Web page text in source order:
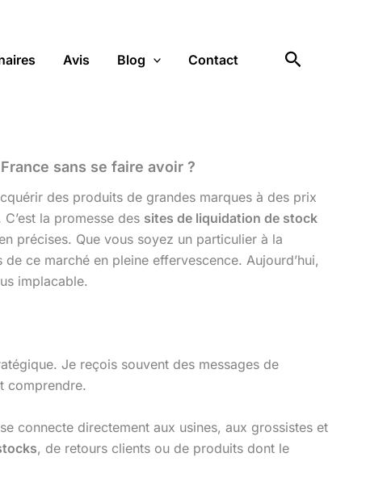
Avis Blog Contact Rechercher
sans se faire avoir ?
des produits de grandes marques à des prix
la promesse des sites de liquidation de stock
précises. Que vous soyez un particulier à la
ce marché en pleine effervescence. Aujourd’hui,
implacable.
Je reçois souvent des messages de
comprendre.
connecte directement aux usines, aux grossistes et
, de retours clients ou de produits dont le